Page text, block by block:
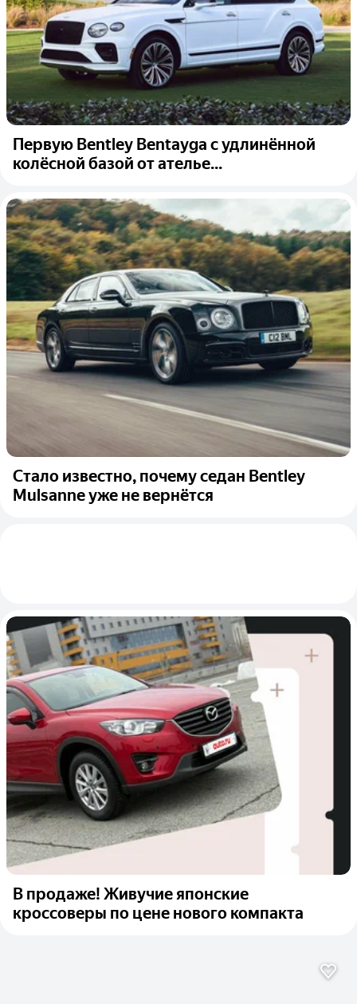
Первую Bentley Bentayga с удлинённой
колёсной базой от ателье...
Стало известно, почему седан Bentley
Mulsanne уже не вернётся
В продаже! Живучие японские
кроссоверы по цене нового компакта